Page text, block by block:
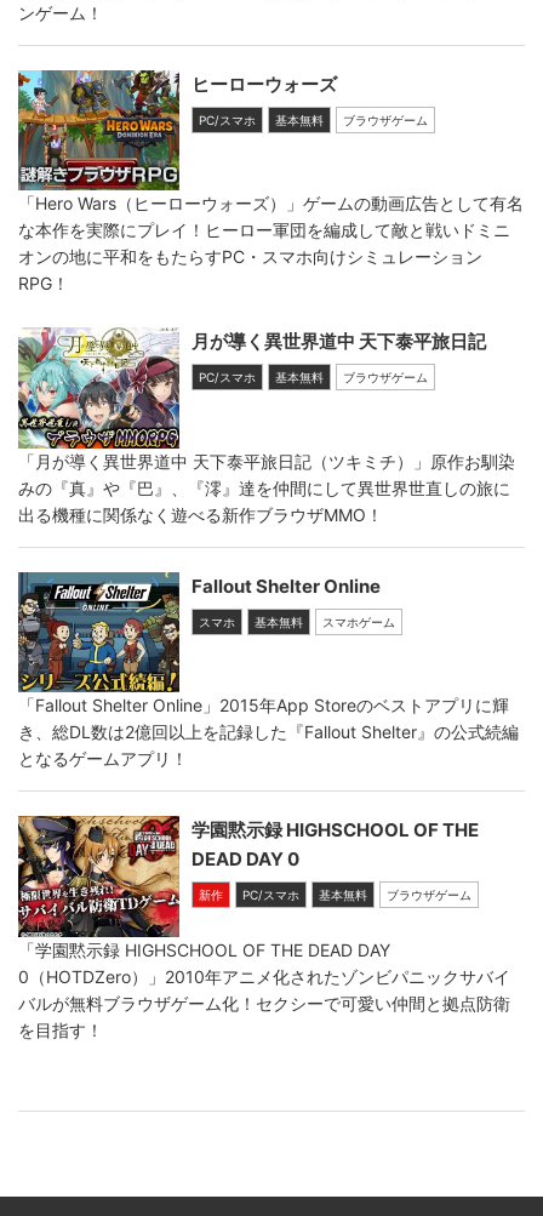
ンゲーム！
ヒーローウォーズ
PC/スマホ 基本無料 ブラウザゲーム
「Hero Wars（ヒーローウォーズ）」ゲームの動画広告として有名
な本作を実際にプレイ！ヒーロー軍団を編成して敵と戦いドミニ
オンの地に平和をもたらすPC・スマホ向けシミュレーション
RPG！
月が導く異世界道中 天下泰平旅日記
PC/スマホ 基本無料 ブラウザゲーム
「月が導く異世界道中 天下泰平旅日記（ツキミチ）」原作お馴染
みの『真』や『巴』、『澪』達を仲間にして異世界世直しの旅に
出る機種に関係なく遊べる新作ブラウザMMO！
Fallout Shelter Online
スマホ 基本無料 スマホゲーム
「Fallout Shelter Online」2015年App Storeのベストアプリに輝
き、総DL数は2億回以上を記録した『Fallout Shelter』の公式続編
となるゲームアプリ！
学園黙示録 HIGHSCHOOL OF THE
DEAD DAY 0
新作 PC/スマホ 基本無料 ブラウザゲーム
「学園黙示録 HIGHSCHOOL OF THE DEAD DAY
0（HOTDZero）」2010年アニメ化されたゾンビパニックサバイ
バルが無料ブラウザゲーム化！セクシーで可愛い仲間と拠点防衛
を目指す！